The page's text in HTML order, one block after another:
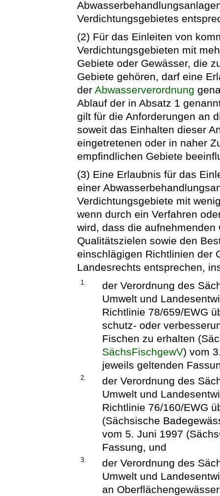
Verdichtungsgebietes
(2) Für das Einleiten von
Verdichtungsgebieten mit
Gebiete oder Gewässer, die
Gebiete gehören, darf eine
derAbwasserverordnung
Ablauf der in Absatz 1
gilt für die Anforderungen an
soweit das Einhalten dieser
eingetretenen oder in naher
empfindlichen Gebiete
(3) Eine Erlaubnis für das
einer
Verdichtungsgebiete mit
wenn durch ein Verfahren
wird, dass die
Qualitätszielen sowie den
einschlägigen Richtlinien der
Landesrechts entsprechen,
1.
der Verordnung des
Umwelt und
Richtlinie 78/659/EWG
schutz- oder
Fischen zu erhalten
SächsFischgewV) vom
jeweils geltenden
2.
der Verordnung des
Umwelt und
Richtlinie 76/160/EWG
(Sächsische
vom 5. Juni 1997
Fassung, und
3.
der Verordnung des
Umwelt und
an